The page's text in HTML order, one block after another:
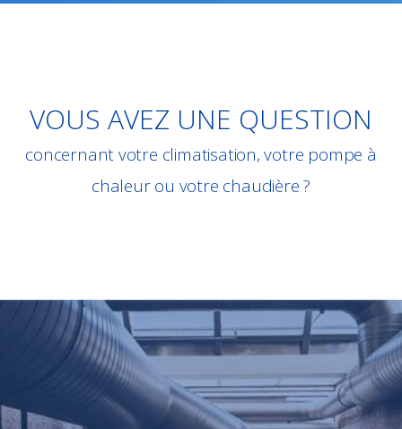
VOUS AVEZ UNE QUESTION
concernant votre climatisation, votre pompe à
chaleur ou votre chaudière ?